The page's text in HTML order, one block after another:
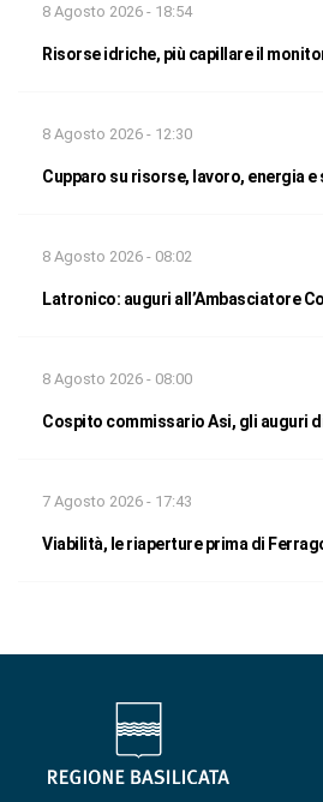
8 Agosto 2026 - 18:54
Risorse idriche, più capillare il
8 Agosto 2026 - 12:30
Cupparo su risorse, lavoro, energia e
8 Agosto 2026 - 08:02
Latronico: auguri all’Ambasciatore
8 Agosto 2026 - 08:00
Cospito commissario Asi, gli auguri
7 Agosto 2026 - 17:43
Viabilità, le riaperture prima di